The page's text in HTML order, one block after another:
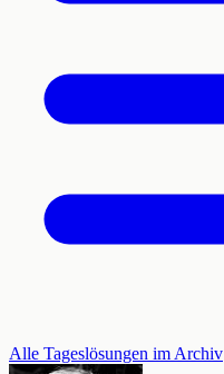
Alle Tageslösungen im Archiv